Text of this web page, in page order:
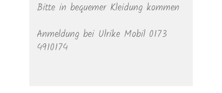
Bitte in bequemer Kleidung kommen
Anmeldung bei Ulrike Mobil 0173
4910174